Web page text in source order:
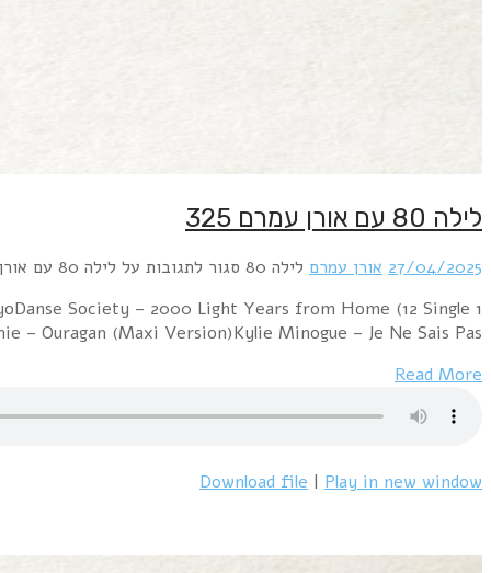
1 Duran Duran – Union of the Snake (Monkey
Mix)Alison Moyet –